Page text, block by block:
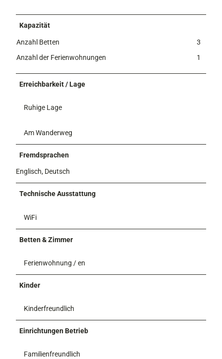
Kapazität
Anzahl Betten
3
Anzahl der Ferienwohnungen
1
Erreichbarkeit / Lage
Ruhige Lage
Am Wanderweg
Fremdsprachen
Englisch, Deutsch
Technische Ausstattung
WiFi
Betten & Zimmer
Ferienwohnung / en
Kinder
Kinderfreundlich
Einrichtungen Betrieb
Familienfreundlich